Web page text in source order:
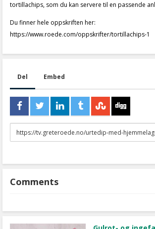
tortillachips, som du kan servere til en passende
Du finner hele oppskriften her:
https://www.roede.com/oppskrifter/tortillachips-1
Del Embed
URL
to
Comments